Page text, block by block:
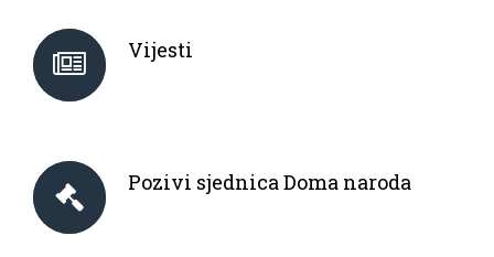
Vijesti
Pozivi sjednica Doma naroda